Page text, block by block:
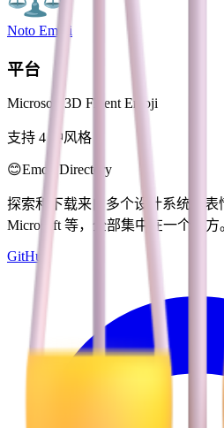
Noto Emoji
平台
Microsoft 3D Fluent Emoji
支持 4 种风格
😊Emoji Directory
探索和下载来自多个设计系统的表
Microsoft 等，全部集中在一个地方
GitHub